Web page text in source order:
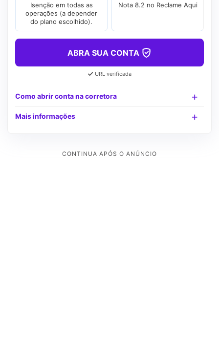
Isenção em todas as
operações (a depender
do plano escolhido).
Nota 8.2 no Reclame Aqui
ABRA SUA CONTA
URL verificada
Como abrir conta na corretora
Mais informações